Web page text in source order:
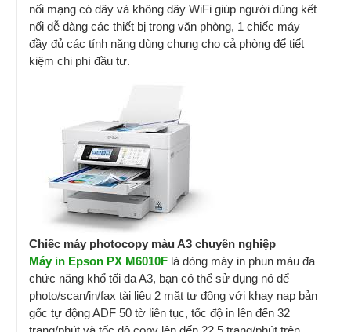
nối mạng có dây và không dây WiFi giúp người dùng kết
nối dễ dàng các thiết bị trong văn phòng, 1 chiếc máy
đầy đủ các tính năng dùng chung cho cả phòng để tiết
kiệm chi phí đầu tư.
Chiếc máy photocopy màu A3 chuyên nghiệp
Máy in Epson PX M6010F là dòng máy in phun màu đa
chức năng khổ tối đa A3, bạn có thể sử dụng nó để
photo/scan/in/fax tài liệu 2 mặt tự động với khay nạp bản
gốc tự động ADF 50 tờ liên tục, tốc độ in lên đến 32